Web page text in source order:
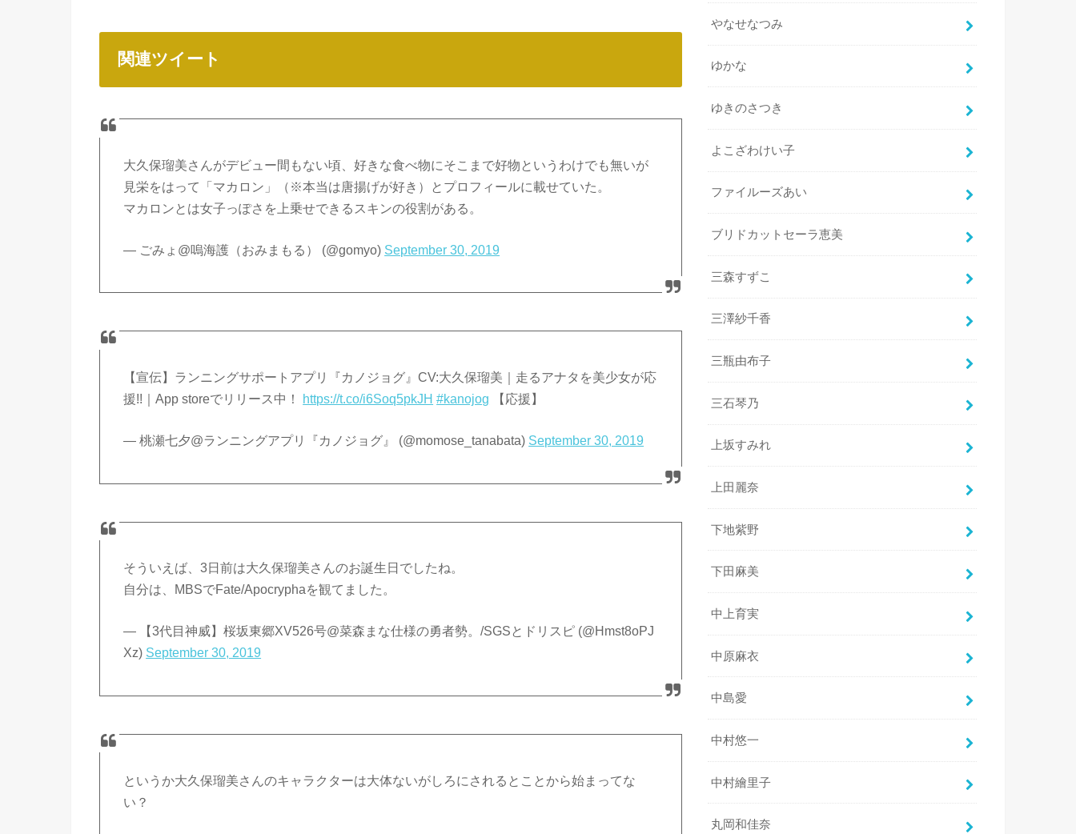
関連ツイート
大久保瑠美さんがデビュー間もない頃、好きな食べ物にそこまで好物というわけでも無いが
見栄をはって「マカロン」（※本当は唐揚げが好き）とプロフィールに載せていた。
マカロンとは女子っぽさを上乗せできるスキンの役割がある。
— ごみょ@嗚海護（おみまもる） (@gomyo) September 30, 2019
【宣伝】ランニングサポートアプリ『カノジョグ』CV:大久保瑠美｜走るアナタを美少女が応
援!!｜App storeでリリース中！
https://t.co/i6Soq5pkJH #kanojog 【応援】
— 桃瀬七夕@ランニングアプリ『カノジョグ』 (@momose_tanabata) September 30, 2019
そういえば、3日前は大久保瑠美さんのお誕生日でしたね。
自分は、MBSでFate/Apocryphaを観てました。
— 【3代目神威】桜坂東郷XV526号@菜森まな仕様の勇者勢。/SGSとドリスピ (@Hmst8oPJ
Xz) September 30, 2019
というか大久保瑠美さんのキャラクターは大体ないがしろにされるとことから始まってな
い？
やなせなつみ
ゆかな
ゆきのさつき
よこざわけい子
ファイルーズあい
ブリドカットセーラ恵美
三森すずこ
三澤紗千香
三瓶由布子
三石琴乃
上坂すみれ
上田麗奈
下地紫野
下田麻美
中上育実
中原麻衣
中島愛
中村悠一
中村繪里子
丸岡和佳奈